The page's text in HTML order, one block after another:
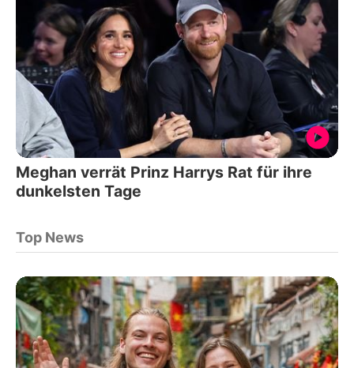
Meghan verrät Prinz Harrys Rat für ihre
dunkelsten Tage
Top News